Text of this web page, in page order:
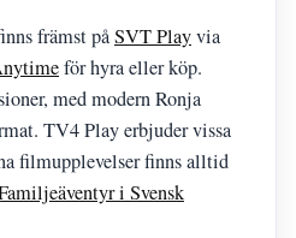
främst påSVT Playvia
för hyra eller köp.
med modern Ronja
TV4 Play erbjuder vissa
filmupplevelser finns alltid
i Svensk